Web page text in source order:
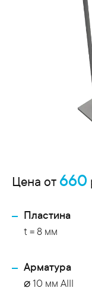
Цена от 660
Пластина
t = 8 мм
Арматура
⌀ 10 мм АIII